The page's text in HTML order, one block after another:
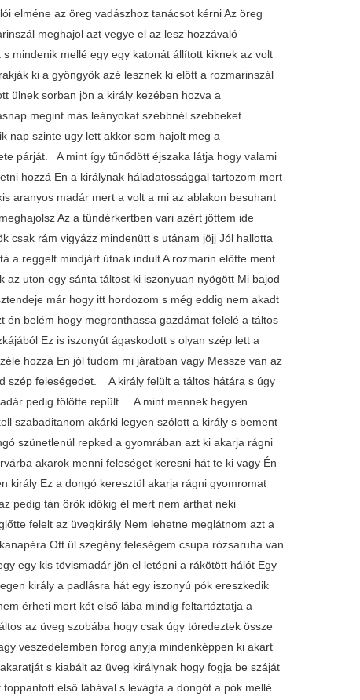
elméne az öreg vadászhoz tanácsot kérni Az öreg
meghajol azt vegye el az lesz hozzávaló
mindenik mellé egy egy katonát állított kiknek az volt
ki a gyöngyök azé lesznek ki előtt a rozmarinszál
ülnek sorban jön a király kezében hozva a
megint más leányokat szebbnél szebbeket
nap szinte ugy lett akkor sem hajolt meg a
párját. A mint így tűnődött éjszaka látja hogy valami
hozzá En a királynak háladatossággal tartozom mert
aranyos madár mert a volt a mi az ablakon besuhant
Az a tündérkertben vari azért jöttem ide
csak rám vigyázz mindenütt s utánam jöjj Jól hallotta
a reggelt mindjárt útnak indult A rozmarin előtte ment
uton egy sánta táltost ki iszonyuan nyögött Mi bajod
már hogy itt hordozom s még eddig nem akadt
belém hogy megronthassa gazdámat felelé a táltos
Ez is iszonyút ágaskodott s olyan szép lett a
hozzá En jól tudom mi járatban vagy Messze van az
szép feleségedet. A király felült a táltos hátára s úgy
pedig fölötte repült. A mint mennek hegyen
szabaditanom akárki legyen szólott a király s bement
szünetlenül repked a gyomrában azt ki akarja rágni
akarok menni feleséget keresni hát te ki vagy Én
király Ez a dongó keresztül akarja rágni gyomromat
pedig tán örök időkig él mert nem árthat neki
felelt az üvegkirály Nem lehetne meglátnom azt a
Ott ül szegény feleségem csupa rózsaruha van
egy kis tövismadár jön el letépni a rákötött hálót Egy
király a padlásra hát egy iszonyú pók ereszkedik
érheti mert két első lába mindig feltartóztatja a
az üveg szobába hogy csak úgy töredeztek össze
veszedelemben forog anyja mindenképpen ki akart
s kiabált az üveg királynak hogy fogja be száját
első lábával s levágta a dongót a pók mellé